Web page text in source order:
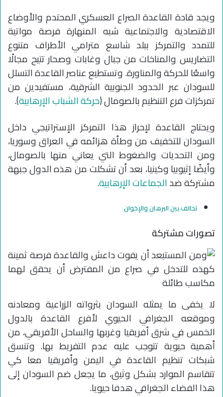
ويجد قادة القاعدة الصراع العسكري المحتدم والأوضاع
الاقتصادية والاجتماعية شبه المنهارة فرصة مواتية
للتمدد والتمركز ببلد شاسع مترامي الأطراف متنوع
التضاريس والمناخات من جبال وغابات وصحار تتيح مجالًا
واسعًا للحركة والمناورة. وتستطيع عناصر القاعدة التسلل
للسودان عبر الحدود الجنوبية الشرقية، مستفيدين من
تمركزات فرع التنظيم بالصومال (حركة الشباب الإرهابية).
ويحتاج القاعدة لإحراز هذا التمركز الإستراتيجي داخل
السودان للتخفيف من وطأة هزائمه في العراق وسوريا،
ومن التحديات والضغوط التي يعاني منها بالصومال،
وأيضًا إثيوبيا وكينيا، بعد أن تشكلت من هذه الدول جبهة
مشتركة ضدالجماعات الإرهابية.
تحالف بين البرهان والإخوان
تصورات مشتركة
لا يخفى ما يمثله السودان بثرواته الزراعية ومعادنه
وموقعه الجغرافي الحيوي لأفرع القاعدة بالدول
الخمس في شرق أفريقيا وغربها والساحل الأفريقي، من
أهمية حيوية تتوجب عليه عدم التفريط بها. وتنسق
شبكات تنظيم القاعدة في اليمن وأفريقيا معا كي
تتقاسم الموارد بشكل وثيق، ما يجعل ضم السودان إلى
هذا الفضاء الجغرافي هدفا حيويا.